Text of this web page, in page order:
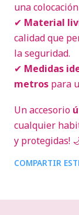
una
✔ Material
calidad que
la seguridad.
✔ Medidas
metros para
Un accesorio
cualquier
y protegidas!
COMPARTIR